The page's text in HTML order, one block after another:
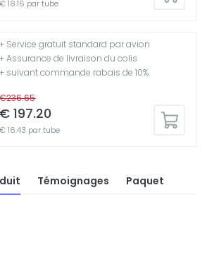
€ 18.16 par tube
€236.65
€ 197.20
€ 16.43 par tube
+ Service gratuit standard par avion
+ Assurance de livraison du colis
+ suivant commande rabais de 10%
Témoignages Paquet